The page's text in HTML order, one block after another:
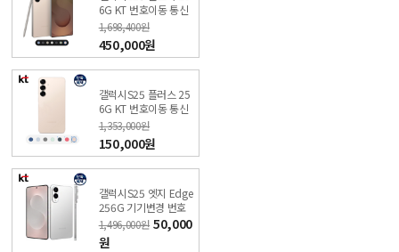
6G KT 번호이동 통신
사이동 비밀특가폰 KT
온라인샵
1,698,400원
450,000원
갤럭시S25 플러스 25
6G KT 번호이동 통신
사이동 비밀특가폰 KT
온라인샵
1,353,000원
150,000원
갤럭시S25 엣지 Edge
256G 기기변경 번호
이동 비밀 특가폰 직영
KT샵
1,496,000원 50,000
원